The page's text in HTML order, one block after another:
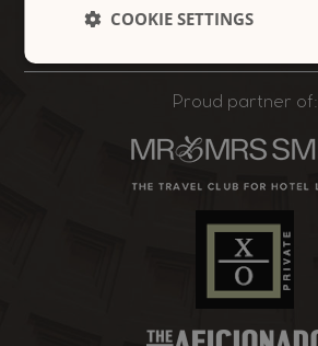
Proud partner of:
COOKIE SETTINGS